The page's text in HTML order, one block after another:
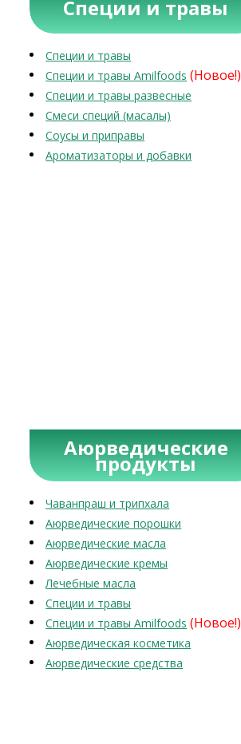
Специи и травы
Специи и травы
Специи и травы Amilfoods (Новое!)
Специи и травы развесные
Смеси специй (масалы)
Соусы и приправы
Ароматизаторы и добавки
Аюрведические
продукты
Чаванпраш и трипхала
Аюрведические порошки
Аюрведические масла
Аюрведические кремы
Лечебные масла
Специи и травы
Специи и травы Amilfoods (Новое!)
Аюрведическая косметика
Аюрведические средства